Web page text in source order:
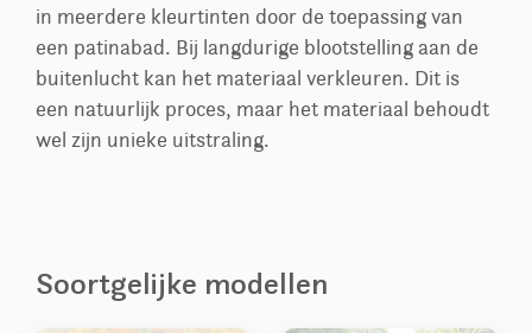
in meerdere kleurtinten door de toepassing van
een patinabad. Bij langdurige blootstelling aan de
buitenlucht kan het materiaal verkleuren. Dit is
een natuurlijk proces, maar het materiaal behoudt
wel zijn unieke uitstraling.
Soortgelijke modellen